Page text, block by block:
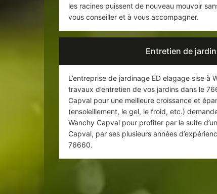
les racines puissent de nouveau mouvoir
vous conseiller et à vous accompagner.
Entretien de
L’entreprise de jardinage ED elagage sise
travaux d’entretien de vos jardins dans le
Capval pour une meilleure croissance et
(ensoleillement, le gel, le froid, etc.)
Wanchy Capval pour profiter par la suite
Capval, par ses plusieurs années
76660.